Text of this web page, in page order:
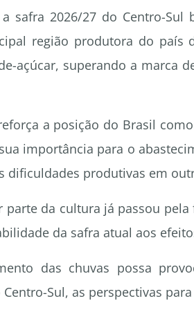
safra 2026/27 do Centro-
região produtora do país
açúcar, superando a marca
a posição do Brasil
importância para o
dificuldades produtivas em
parte da cultura já passou
da safra atual aos
das chuvas possa
Sul, as perspectivas